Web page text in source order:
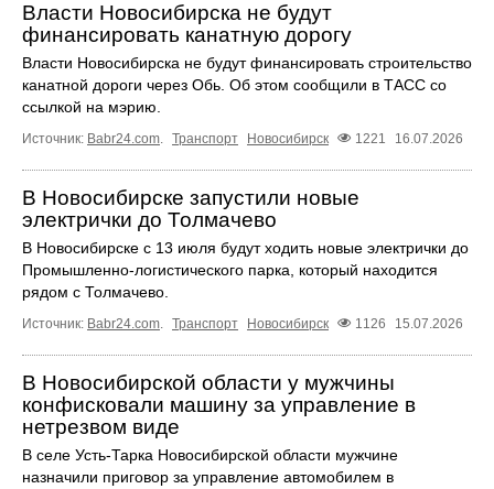
Власти Новосибирска не будут
финансировать канатную дорогу
Власти Новосибирска не будут финансировать строительство
канатной дороги через Обь. Об этом сообщили в ТАСС со
ссылкой на мэрию.
Источник: Babr24.com. Транспорт Новосибирск 1221 16.07.2026
В Новосибирске запустили новые
электрички до Толмачево
В Новосибирске с 13 июля будут ходить новые электрички до
Промышленно-логистического парка, который находится
рядом с Толмачево.
Источник: Babr24.com. Транспорт Новосибирск 1126 15.07.2026
В Новосибирской области у мужчины
конфисковали машину за управление в
нетрезвом виде
В селе Усть-Тарка Новосибирской области мужчине
назначили приговор за управление автомобилем в